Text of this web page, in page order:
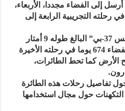
إلى الفضاء مجددا، الأربعاء،
رحلته التجريبية الرابعة إلى
وكان هذا المكوك الصغير “اكس 37-بي” البالغ طوله 9 أمتار
وعرضه 4,5 أمتار، ظل في الفضاء 674 يوما في رحلته الأخيرة
كما تحط الطائرات،
تفاصيل رحلات هذه الطائرة
التكهنات حول مجال استخدامها